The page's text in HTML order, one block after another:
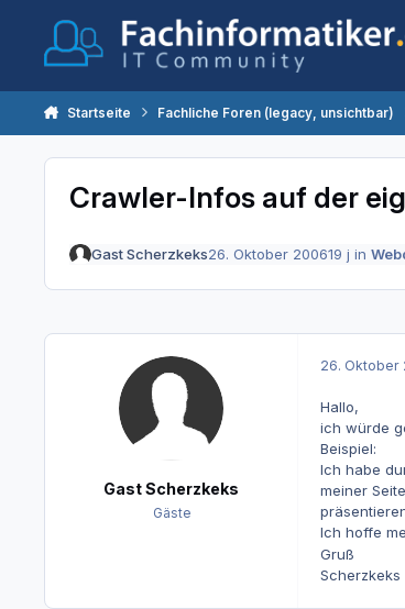
Startseite Fachliche Foren (legacy, unsichtbar)
Crawler-Infos auf der
Gast Scherzkeks26. Oktober 200619 j in
Gast Scherzkeks
Gäste
26. Oktober
Hallo,
ich würde
Beispiel:
Ich habe
meiner
Ich hoffe
Gruß
Scherzkeks